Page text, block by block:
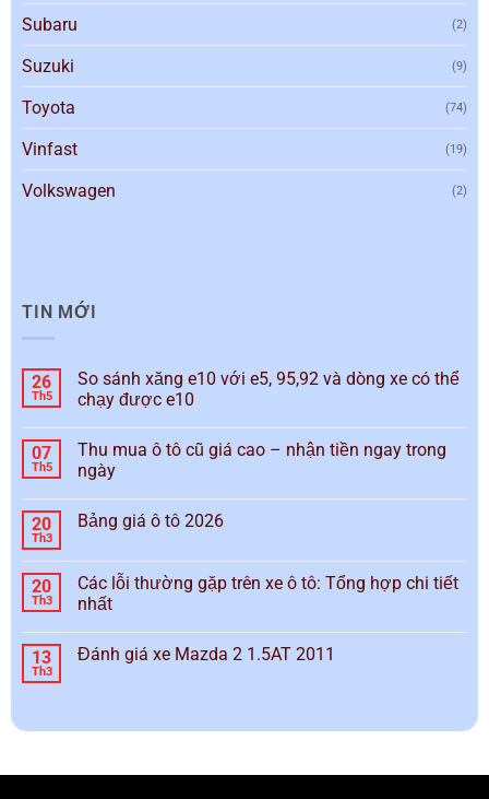
Subaru (2)
Suzuki (9)
Toyota (74)
Vinfast (19)
Volkswagen (2)
TIN MỚI
26
Th5
So sánh xăng e10 với e5, 95,92 và dòng xe có thể
chạy được e10
07
Th5
Thu mua ô tô cũ giá cao – nhận tiền ngay trong
ngày
20
Th3
Bảng giá ô tô 2026
20
Th3
Các lỗi thường gặp trên xe ô tô: Tổng hợp chi tiết
nhất
13
Th3
Đánh giá xe Mazda 2 1.5AT 2011